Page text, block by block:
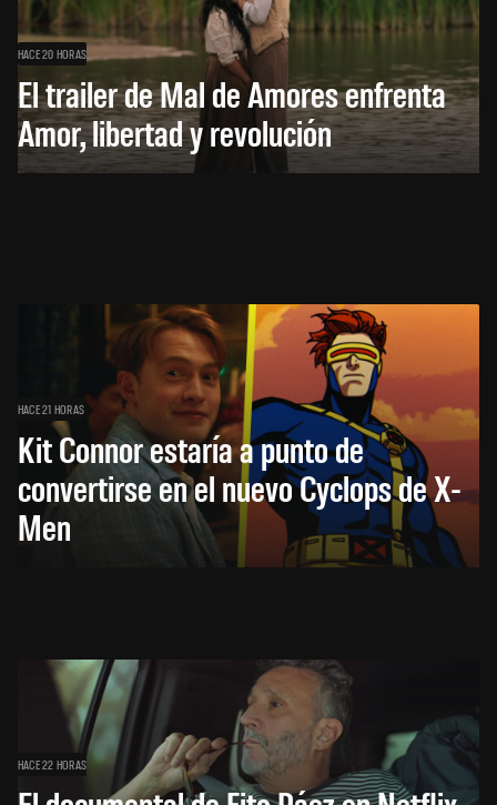
HACE 20 HORAS
El trailer de Mal de Amores enfrenta
Amor, libertad y revolución
HACE 21 HORAS
Kit Connor estaría a punto de
convertirse en el nuevo Cyclops de X-
Men
HACE 22 HORAS